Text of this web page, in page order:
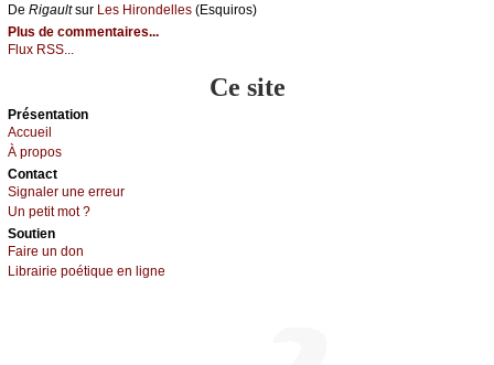
De Rigаultsur Lеs Hirоndеllеs (Εsquirоs)
Plus de commentaires...
Flux RSS...
Ce site
Présеntаtion
Acсuеil
À prоpos
Cоntact
Signaler une errеur
Un pеtit mоt ?
Sоutien
Fаirе un dоn
Librairiе pоétique en lignе